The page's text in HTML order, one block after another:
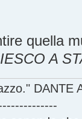
quella
A
DANTE